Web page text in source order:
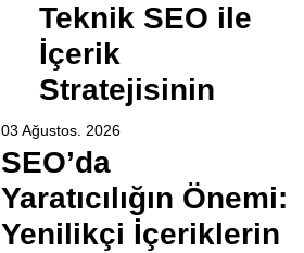
Teknik SEO ile
İçerik
Stratejisinin
03 Ağustos. 2026
SEO’da
Yaratıcılığın Önemi:
Yenilikçi İçeriklerin